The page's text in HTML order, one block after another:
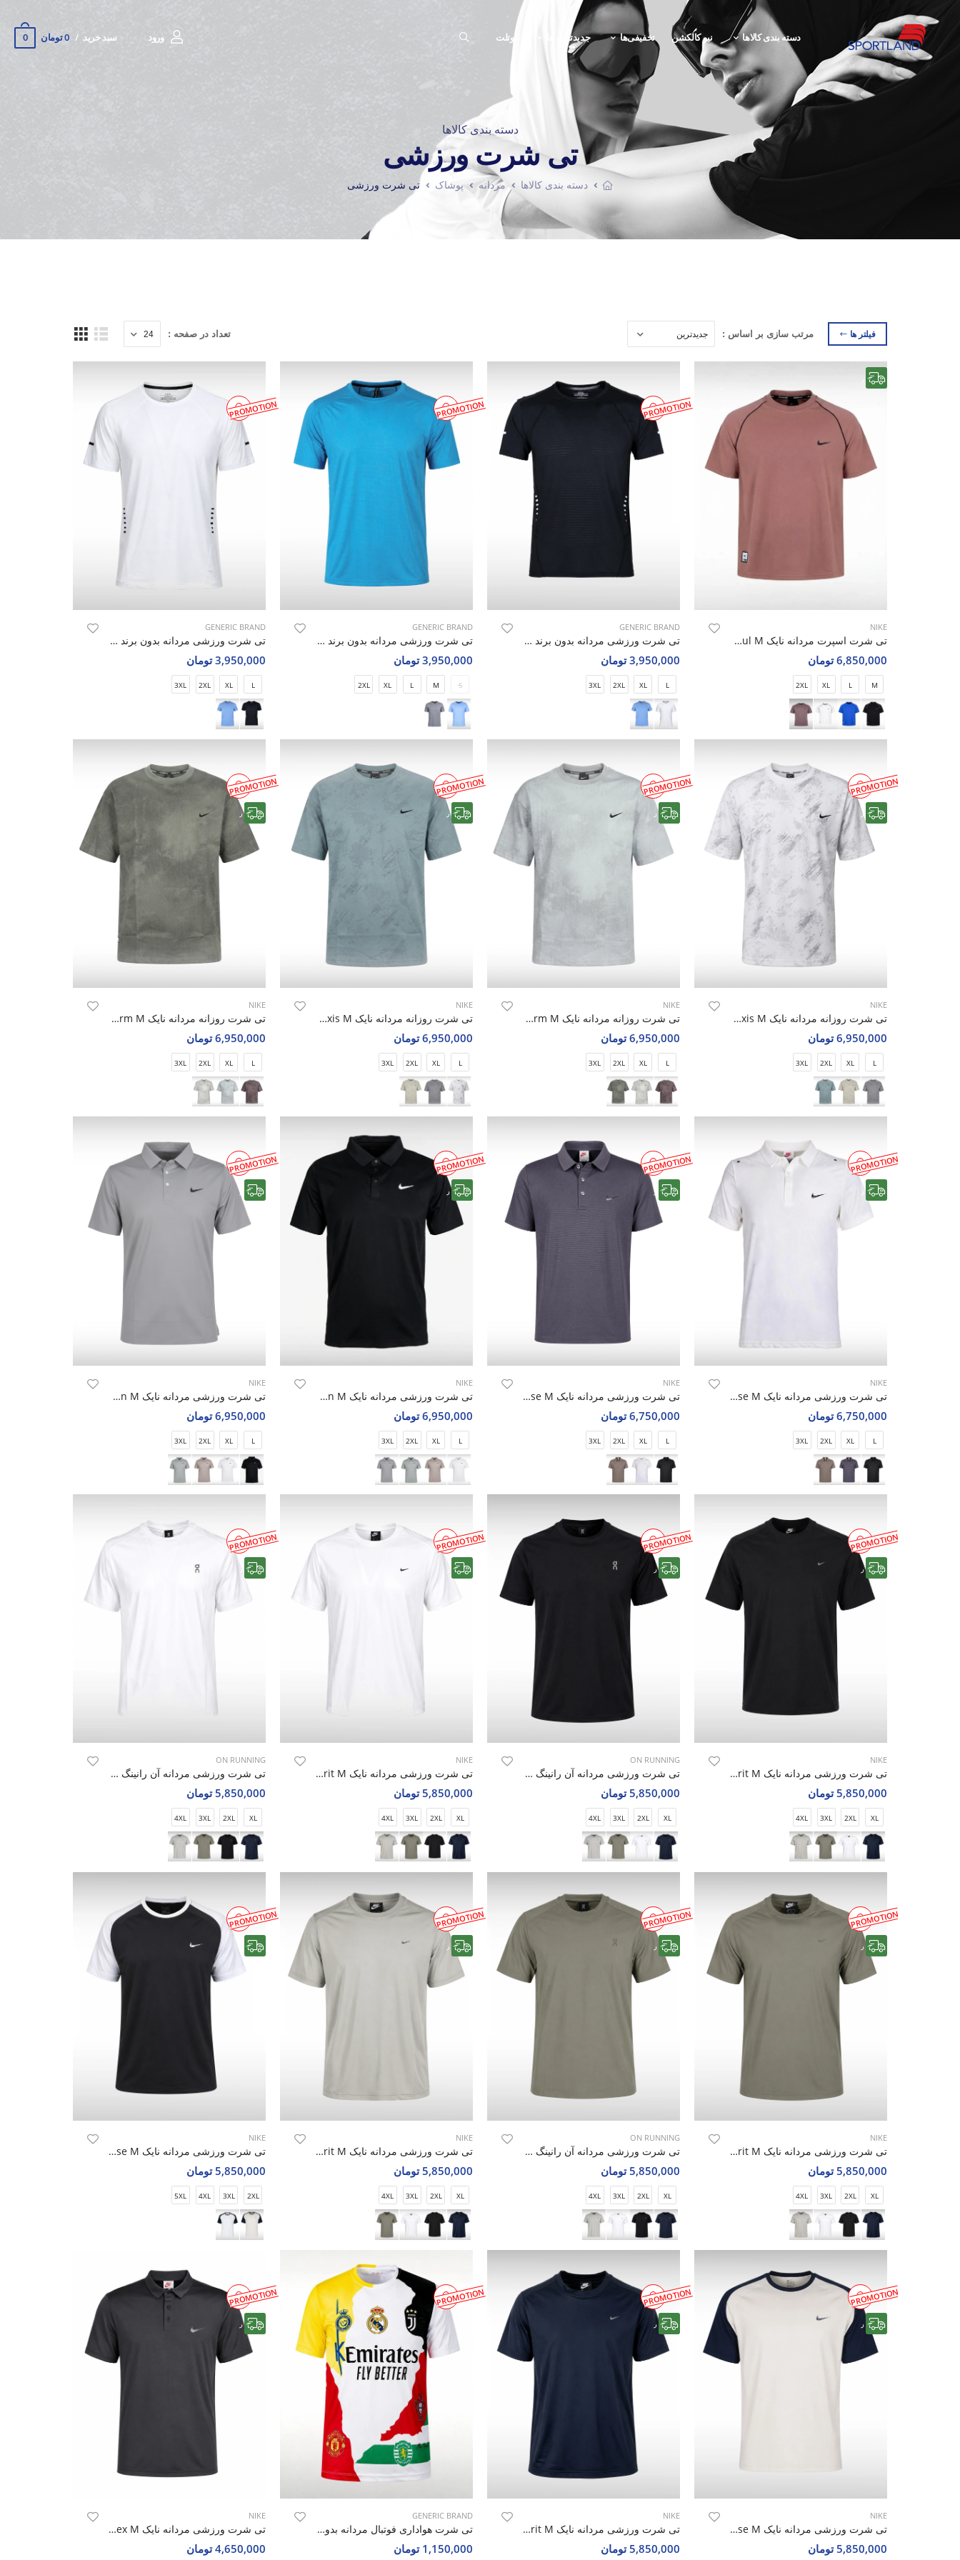
دسته بندی کالاها نیو کالکشن تخفیفی‌ها جدیدترین ها اوتلت ورود سبد خرید 0 تومان 0
دسته بندی کالاها
تی شرت ورزشی
دسته بندی کالاها مردانه پوشاک تی شرت ورزشی
فیلتر ها مرتب سازی بر اساس : تعداد در صفحه :
NIKE
تی شرت اسپرت مردانه نایک Nike Iron Soul M
6,850,000 تومان
M
L
XL
2XL
PROMOTION
GENERIC BRAND
تی شرت ورزشی مردانه بدون برند Apex Motion M
3,950,000 تومان
L
XL
2XL
3XL
PROMOTION
GENERIC BRAND
تی شرت ورزشی مردانه بدون برند Iron Pulse M
3,950,000 تومان
S
M
L
XL
2XL
PROMOTION
GENERIC BRAND
تی شرت ورزشی مردانه بدون برند Apex Motion M
3,950,000 تومان
L
XL
2XL
3XL
PROMOTION
رایگان
NIKE
تی شرت روزانه مردانه نایک Nike Storm Axis M
6,950,000 تومان
L
XL
2XL
3XL
PROMOTION
رایگان
NIKE
تی شرت روزانه مردانه نایک Nike Silent Storm M
6,950,000 تومان
L
XL
2XL
3XL
PROMOTION
رایگان
NIKE
تی شرت روزانه مردانه نایک Nike Storm Axis M
6,950,000 تومان
L
XL
2XL
3XL
PROMOTION
رایگان
NIKE
تی شرت روزانه مردانه نایک Nike Silent Storm M
6,950,000 تومان
L
XL
2XL
3XL
PROMOTION
NIKE
تی شرت ورزشی مردانه نایک Nike Aero Pulse M
6,750,000 تومان
L
XL
2XL
3XL
PROMOTION
رایگان
NIKE
تی شرت ورزشی مردانه نایک Nike Aero Pulse M
6,750,000 تومان
L
XL
2XL
3XL
PROMOTION
رایگان
NIKE
تی شرت ورزشی مردانه نایک Nike Alpha Motion M
6,950,000 تومان
L
XL
2XL
3XL
PROMOTION
رایگان
NIKE
تی شرت ورزشی مردانه نایک Nike Alpha Motion M
6,950,000 تومان
L
XL
2XL
3XL
PROMOTION
رایگان
NIKE
تی شرت ورزشی مردانه نایک Nike Nova Spirit M
5,850,000 تومان
XL
2XL
3XL
4XL
PROMOTION
رایگان
ON RUNNING
تی شرت ورزشی مردانه آن رانینگ Blaze Fit M
5,850,000 تومان
XL
2XL
3XL
4XL
PROMOTION
رایگان
NIKE
تی شرت ورزشی مردانه نایک Nike Nova Spirit M
5,850,000 تومان
XL
2XL
3XL
4XL
PROMOTION
ON RUNNING
تی شرت ورزشی مردانه آن رانینگ Blaze Fit M
5,850,000 تومان
XL
2XL
3XL
4XL
PROMOTION
رایگان
NIKE
تی شرت ورزشی مردانه نایک Nike Nova Spirit M
5,850,000 تومان
XL
2XL
3XL
4XL
PROMOTION
رایگان
ON RUNNING
تی شرت ورزشی مردانه آن رانینگ Blaze Fit M
5,850,000 تومان
XL
2XL
3XL
4XL
PROMOTION
رایگان
NIKE
تی شرت ورزشی مردانه نایک Nike Nova Spirit M
5,850,000 تومان
XL
2XL
3XL
4XL
PROMOTION
رایگان
NIKE
تی شرت ورزشی مردانه نایک Nike Air Pulse M
5,850,000 تومان
2XL
3XL
4XL
5XL
PROMOTION
رایگان
NIKE
تی شرت ورزشی مردانه نایک Nike Air Pulse M
5,850,000 تومان
PROMOTION
رایگان
NIKE
تی شرت ورزشی مردانه نایک Nike Nova Spirit M
5,850,000 تومان
PROMOTION
GENERIC BRAND
تی شرت هواداری فوتبال مردانه بدون برند Ronaldo Fan T-Shirt M
1,150,000 تومان
PROMOTION
رایگان
NIKE
تی شرت ورزشی مردانه نایک Nike Aero Flex M
4,650,000 تومان